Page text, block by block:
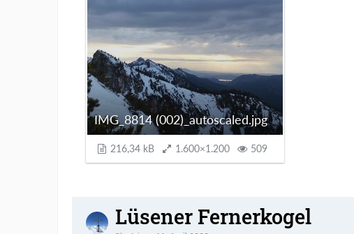
IMG_8814 (002)_autoscaled.jpg
216,34 kB 1.600×1.200 509
Lüsener Fernerkogel